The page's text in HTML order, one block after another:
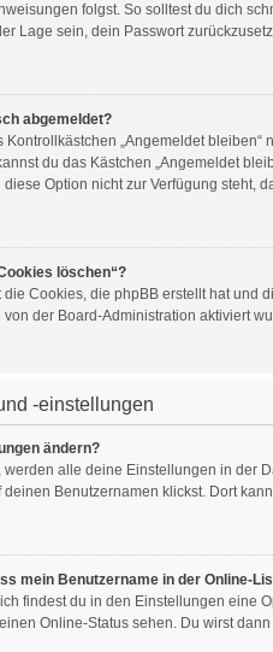
folgst. So solltest du dich
Lage sein, dein Passwort
abgemeldet?
Kontrollkästchen „Angemeldet
du das Kästchen „Angemeldet
diese Option nicht zur Verfügung
löschen“?
die Cookies, die phpBB erstellt hat
von der Board-Administration aktiviert
-einstellungen
ändern?
alle deine Einstellungen in der
Benutzernamen klickst. Dort
mein Benutzername in der Online-
findest du in den Einstellungen eine
Online-Status sehen. Du wirst